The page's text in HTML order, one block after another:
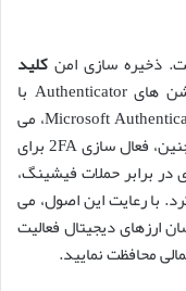
ذخیره سازی امن کلید
(Secret Key) و استفاده از اپلیکیشن های Authenticator با
قابلیت پشتیبان گیری ابری نظیر Authy یا Microsoft Authenticator، می
تواند از وقوع مشکلات آتی جلوگیری کند. همچنین، فعال سازی 2FA برای
در برابر حملات فیشینگ،
با رعایت این اصول، می
ارزهای دیجیتال فعالیت
محافظت نمایید.